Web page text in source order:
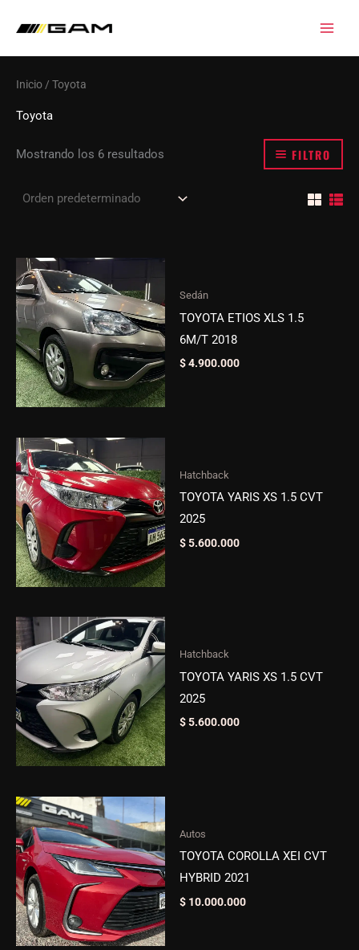
contenido
Inicio / Toyota
Toyota
Mostrando los 6 resultados FILTRO
Sedán
TOYOTA ETIOS XLS 1.5
6M/T 2018
$4.900.000
Hatchback
TOYOTA YARIS XS 1.5 CVT
2025
$5.600.000
Hatchback
TOYOTA YARIS XS 1.5 CVT
2025
$5.600.000
Autos
TOYOTA COROLLA XEI CVT
HYBRID 2021
$ 10.000.000